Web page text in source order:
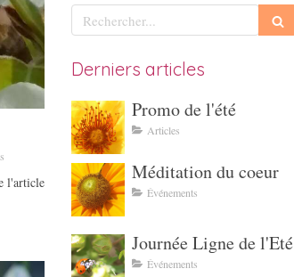
l'article
Rechercher
Derniers articles
Promo de l'été
Articles
Méditation du coeur
Événements
Journée Ligne de l'Eté
Événements